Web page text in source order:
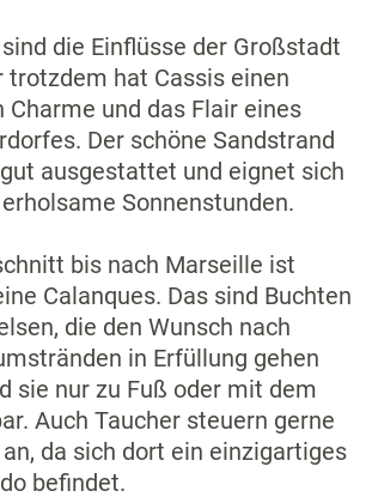
die Einflüsse der Großstadt
trotzdem hat Cassis einen
Charme und das Flair eines
Der schöne Sandstrand
ausgestattet und eignet sich
Sonnenstunden.
bis nach Marseille ist
Calanques. Das sind Buchten
die den Wunsch nach
in Erfüllung gehen
sie nur zu Fuß oder mit dem
Auch Taucher steuern gerne
da sich dort ein einzigartiges
befindet.